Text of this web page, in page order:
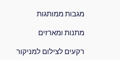
מגבות ממותגות
מתנות ומארזים
רקעים לצילום למניקור